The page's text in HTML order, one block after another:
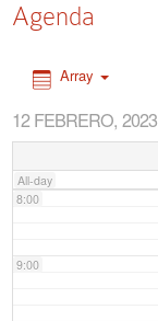
Agenda
Array
12 FEBRERO, 2023
All-day
6:00
8:00
9:00